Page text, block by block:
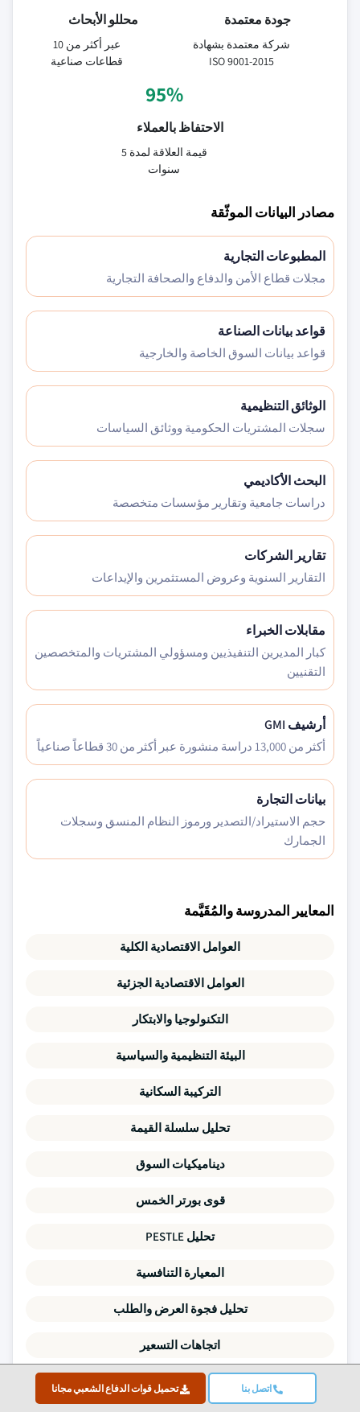
اتصل بنا تحميل قوات الدفاع الشعبي مجانا
جودة معتمدة
شركة معتمدة بشهادة
ISO 9001-2015
محللو الأبحاث
عبر أكثر من 10
قطاعات صناعية
95%
الاحتفاظ بالعملاء
قيمة العلاقة لمدة 5
سنوات
مصادر البيانات الموثّقة
المطبوعات التجارية
مجلات قطاع الأمن والدفاع والصحافة التجارية
قواعد بيانات الصناعة
قواعد بيانات السوق الخاصة والخارجية
الوثائق التنظيمية
سجلات المشتريات الحكومية ووثائق السياسات
البحث الأكاديمي
دراسات جامعية وتقارير مؤسسات متخصصة
تقارير الشركات
التقارير السنوية وعروض المستثمرين والإيداعات
مقابلات الخبراء
كبار المديرين التنفيذيين ومسؤولي المشتريات والمتخصصين
التقنيين
أرشيف GMI
أكثر من 13,000 دراسة منشورة عبر أكثر من 30 قطاعاً صناعياً
بيانات التجارة
حجم الاستيراد/التصدير ورموز النظام المنسق وسجلات
الجمارك
المعايير المدروسة والمُقَيَّمة
العوامل الاقتصادية الكلية
العوامل الاقتصادية الجزئية
التكنولوجيا والابتكار
البيئة التنظيمية والسياسية
التركيبة السكانية
تحليل سلسلة القيمة
ديناميكيات السوق
قوى بورتر الخمس
تحليل PESTLE
المعيارة التنافسية
تحليل فجوة العرض والطلب
اتجاهات التسعير
تحليل SWOT